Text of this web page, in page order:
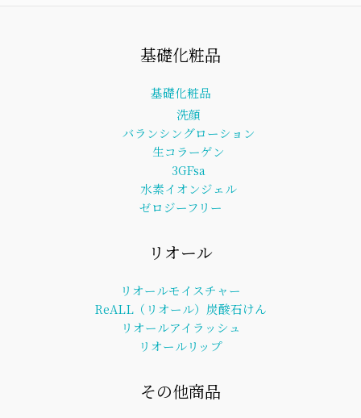
基礎化粧品
基礎化粧品
洗顔
バランシングローション
生コラーゲン
3GFsa
水素イオンジェル
ゼロジーフリー
リオール
リオールモイスチャー
ReALL（リオール）炭酸石けん
リオールアイラッシュ
リオールリップ
その他商品